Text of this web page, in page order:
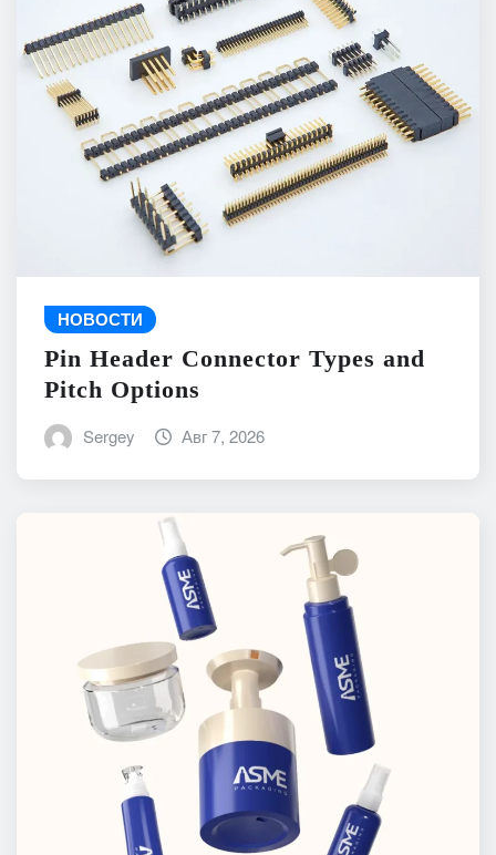
НОВОСТИ
Pin Header Connector Types and
Pitch Options
Sergey Авг 7, 2026